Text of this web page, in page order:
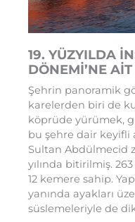
19. YÜZYILDA
DÖNEMİ’NE
Şehrin panoramik
karelerden biri de
köprüde yürümek,
bu şehre dair keyifli
Sultan Abdülmecid
yılında bitirilmiş.
12 kemere sahip.
yanında ayakları
süslemeleriyle de